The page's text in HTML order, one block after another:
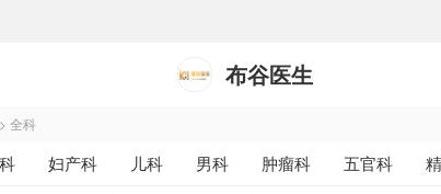
布谷医生
全科
妇产科 儿科 男科 肿瘤科 五官科